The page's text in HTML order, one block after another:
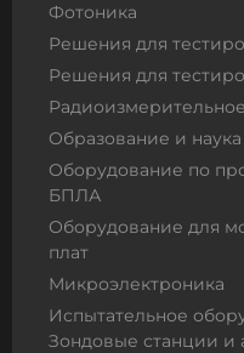
Фотоника
Решения для
Решения для
Образование и наука
Оборудование по
БПЛА
Оборудование для
плат
Микроэлектроника
Испытательное
Зондовые станции и